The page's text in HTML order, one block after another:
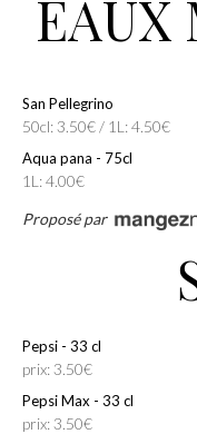
EAUX
San Pellegrino
50cl: 3.50€ / 1L: 4.50€
Aqua pana - 75cl
1L: 4.00€
Proposé par
Pepsi - 33 cl
prix: 3.50€
Pepsi Max - 33 cl
prix: 3.50€